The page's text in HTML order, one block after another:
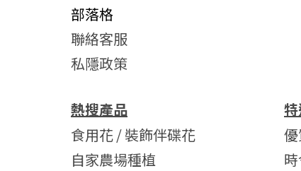
部落格
聯絡客服
私隱政策
熱搜產品
食用花 / 裝飾伴碟花
自家農場種植
特